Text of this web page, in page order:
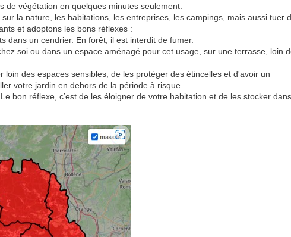
végétation en quelques minutes seulement.
la nature, les habitations, les entreprises, les campings, mais aussi tuer
et adoptons les bons réflexes :
dans un cendrier. En forêt, il est interdit de fumer.
soi ou dans un espace aménagé pour cet usage, sur une terrasse, loin
des espaces sensibles, de les protéger des étincelles et d'avoir un
votre jardin en dehors de la période à risque.
bon réflexe, c’est de les éloigner de votre habitation et de les stocker